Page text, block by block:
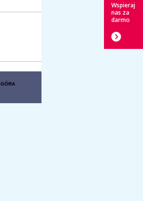
GÓRA
Wspieraj
nas za
darmo